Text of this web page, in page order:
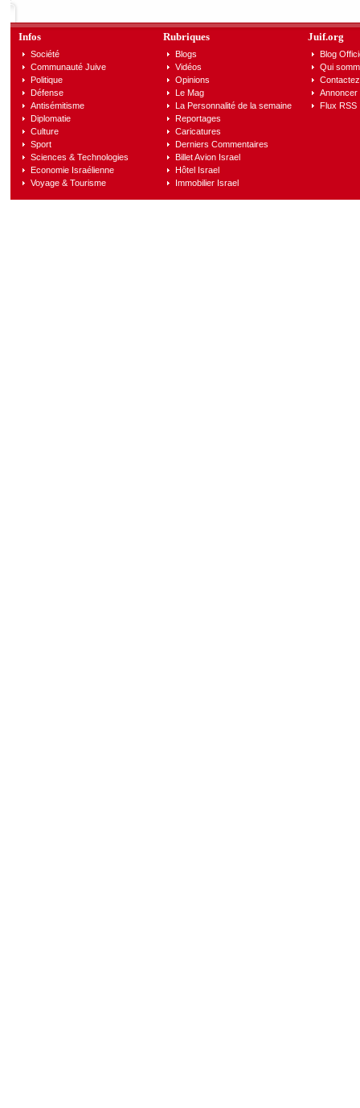
Infos
Société
Communauté Juive
Politique
Défense
Antisémitisme
Diplomatie
Culture
Sport
Sciences & Technologies
Economie Israélienne
Voyage & Tourisme
Rubriques
Blogs
Vidéos
Opinions
Le Mag
La Personnalité de la semaine
Reportages
Caricatures
Derniers Commentaires
Billet Avion Israel
Hôtel Israel
Immobilier Israel
Juif.org
Blog
Qui
Annoncer
Flux RSS